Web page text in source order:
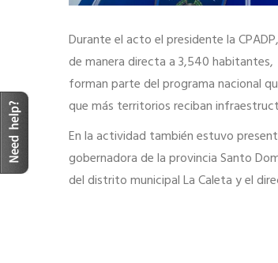
Durante el acto el presidente la
de manera directa a 3,540
forman parte del programa nacional
que más territorios reciban
En la actividad también estuvo
gobernadora de la provincia Santo
del distrito municipal La Caleta y el